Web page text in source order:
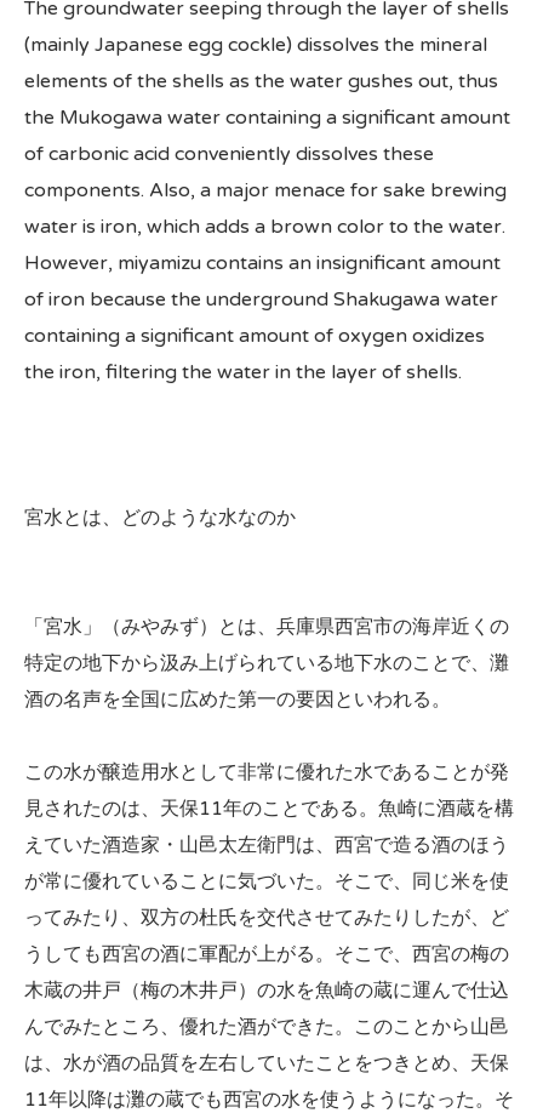
The groundwater seeping through the layer of shells
(mainly Japanese egg cockle) dissolves the mineral
elements of the shells as the water gushes out, thus
the Mukogawa water containing a significant amount
of carbonic acid conveniently dissolves these
components. Also, a major menace for sake brewing
water is iron, which adds a brown color to the water.
However, miyamizu contains an insignificant amount
of iron because the underground Shakugawa water
containing a significant amount of oxygen oxidizes
the iron, filtering the water in the layer of shells.
宮水とは、どのような水なのか
「宮水」（みやみず）とは、兵庫県西宮市の海岸近くの
特定の地下から汲み上げられている地下水のことで、灘
酒の名声を全国に広めた第一の要因といわれる。
この水が醸造用水として非常に優れた水であることが発
見されたのは、天保11年のことである。魚崎に酒蔵を構
えていた酒造家・山邑太左衛門は、西宮で造る酒のほう
が常に優れていることに気づいた。そこで、同じ米を使
ってみたり、双方の杜氏を交代させてみたりしたが、ど
うしても西宮の酒に軍配が上がる。そこで、西宮の梅の
木蔵の井戸（梅の木井戸）の水を魚崎の蔵に運んで仕込
んでみたところ、優れた酒ができた。このことから山邑
は、水が酒の品質を左右していたことをつきとめ、天保
11年以降は灘の蔵でも西宮の水を使うようになった。そ